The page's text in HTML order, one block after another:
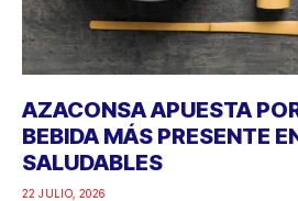
AZACONSA APUESTA
BEBIDA MÁS PRESENTE
SALUDABLES
22 JULIO, 2026